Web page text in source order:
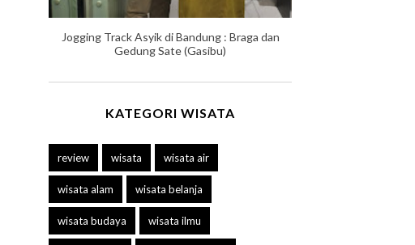
Jogging Track Asyik di Bandung : Braga dan
Gedung Sate (Gasibu)
KATEGORI WISATA
review wisata wisata air
wisata alam wisata belanja
wisata budaya wisata ilmu